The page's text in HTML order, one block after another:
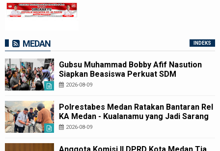
MEDAN INDEKS
Gubsu Muhammad Bobby Afif Nasution
Siapkan Beasiswa Perkuat SDM
Kesehatan Kepulauan Nias
2026-08-09
Polrestabes Medan Ratakan Bantaran Rel
KA Medan - Kualanamu yang Jadi Sarang
Narkoba
2026-08-09